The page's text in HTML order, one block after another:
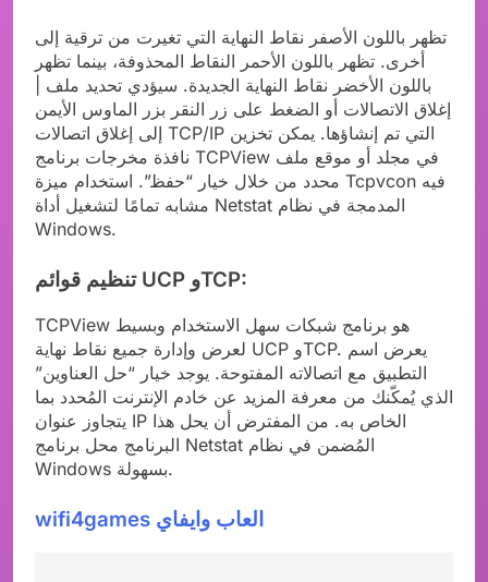
تظهر باللون الأصفر نقاط النهاية التي تغيرت من ترقية إلى
أخرى. تظهر باللون الأحمر النقاط المحذوفة، بينما تظهر
باللون الأخضر نقاط النهاية الجديدة. سيؤدي تحديد ملف |
إغلاق الاتصالات أو الضغط على زر النقر بزر الماوس الأيمن
إلى إغلاق اتصالات TCP/IP التي تم إنشاؤها. يمكن تخزين
نافذة مخرجات برنامج TCPView في مجلد أو موقع ملف
محدد من خلال خيار “حفظ”. استخدام ميزة Tcpvcon فيه
مشابه تمامًا لتشغيل أداة Netstat المدمجة في نظام
Windows.
تنظيم قوائم UCP وTCP:
TCPView هو برنامج شبكات سهل الاستخدام وبسيط
لعرض وإدارة جميع نقاط نهاية UCP وTCP. يعرض اسم
التطبيق مع اتصالاته المفتوحة. يوجد خيار “حل العناوين”
الذي يُمكّنك من معرفة المزيد عن خادم الإنترنت المُحدد بما
يتجاوز عنوان IP الخاص به. من المفترض أن يحل هذا
البرنامج محل برنامج Netstat المُضمن في نظام
Windows بسهولة.
wifi4games العاب وايفاي